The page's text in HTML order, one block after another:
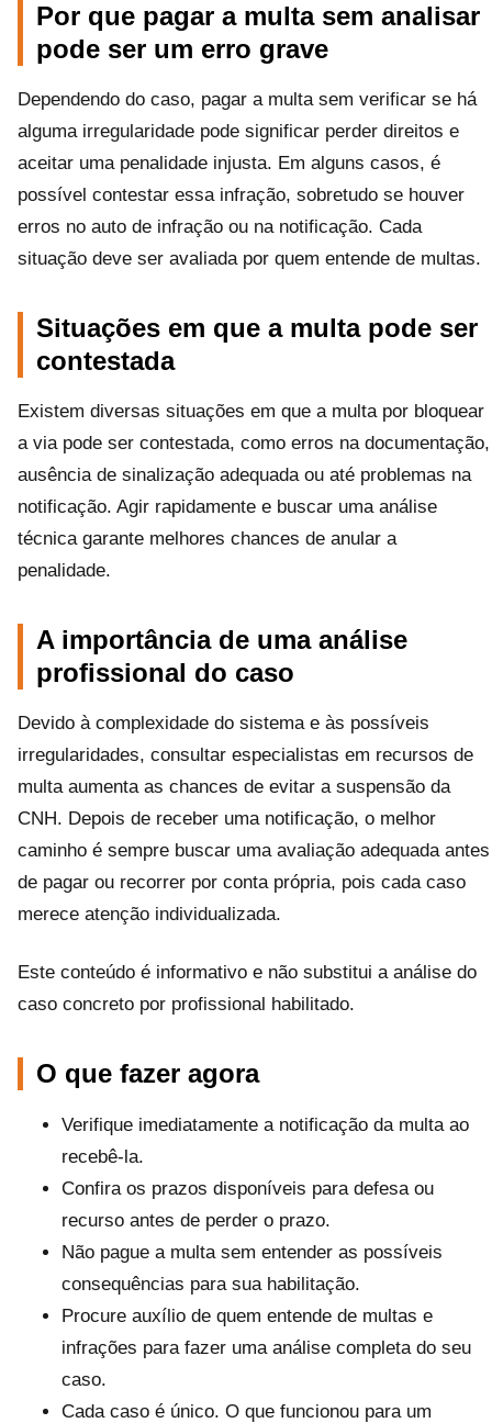
Por que pagar a multa sem analisar
pode ser um erro grave
Dependendo do caso, pagar a multa sem verificar se há
alguma irregularidade pode significar perder direitos e
aceitar uma penalidade injusta. Em alguns casos, é
possível contestar essa infração, sobretudo se houver
erros no auto de infração ou na notificação. Cada
situação deve ser avaliada por quem entende de multas.
Situações em que a multa pode ser
contestada
Existem diversas situações em que a multa por bloquear
a via pode ser contestada, como erros na documentação,
ausência de sinalização adequada ou até problemas na
notificação. Agir rapidamente e buscar uma análise
técnica garante melhores chances de anular a
penalidade.
A importância de uma análise
profissional do caso
Devido à complexidade do sistema e às possíveis
irregularidades, consultar especialistas em recursos de
multa aumenta as chances de evitar a suspensão da
CNH. Depois de receber uma notificação, o melhor
caminho é sempre buscar uma avaliação adequada antes
de pagar ou recorrer por conta própria, pois cada caso
merece atenção individualizada.
Este conteúdo é informativo e não substitui a análise do
caso concreto por profissional habilitado.
O que fazer agora
Verifique imediatamente a notificação da multa ao
recebê-la.
Confira os prazos disponíveis para defesa ou
recurso antes de perder o prazo.
Não pague a multa sem entender as possíveis
consequências para sua habilitação.
Procure auxílio de quem entende de multas e
infrações para fazer uma análise completa do seu
caso.
Cada caso é único. O que funcionou para um